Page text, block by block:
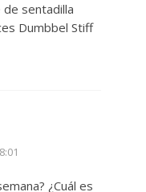
sentadilla
Dumbbel Stiff
¿Cuál es